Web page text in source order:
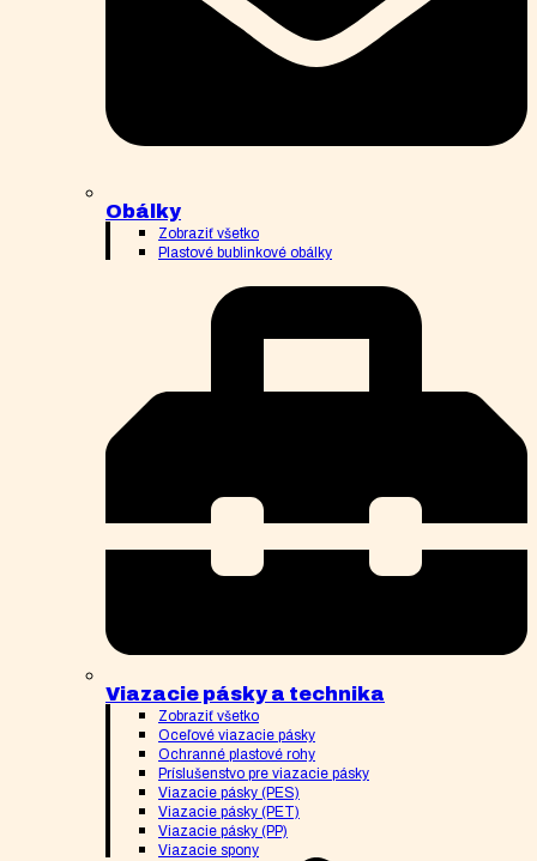
Obálky
Zobraziť všetko
Plastové bublinkové obálky
Viazacie pásky a technika
Zobraziť všetko
Oceľové viazacie pásky
Ochranné plastové rohy
Príslušenstvo pre viazacie pásky
Viazacie pásky (PES)
Viazacie pásky (PET)
Viazacie pásky (PP)
Viazacie spony